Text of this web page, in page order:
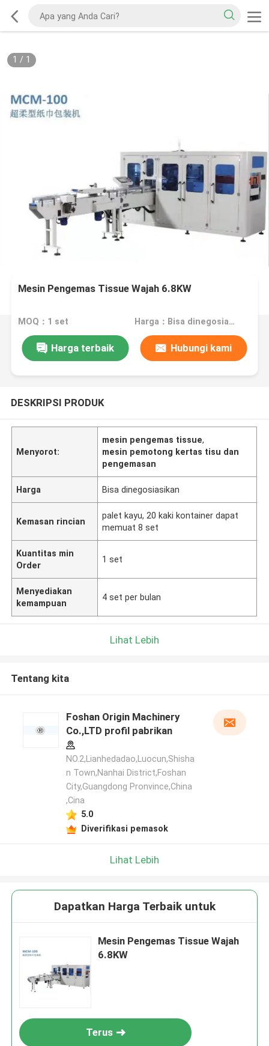
1 / 1
Mesin Pengemas Tissue Wajah 6.8KW
MOQ：1 set Harga：Bisa dinegosiasikan
Harga terbaik Hubungi kami
DESKRIPSI PRODUK
Menyorot:
mesin pengemas tissue,
mesin pemotong kertas tisu dan
pengemasan
Harga Bisa dinegosiasikan
Kemasan rincian
palet kayu, 20 kaki kontainer dapat
memuat 8 set
Kuantitas min
Order
1 set
Menyediakan
kemampuan
4 set per bulan
Lihat Lebih
Tentang kita
Foshan Origin Machinery
Co.,LTD profil pabrikan
NO.2,Lianhedadao,Luocun,Shisha
n Town,Nanhai District,Foshan
City,Guangdong Pronvince,China
,Cina
5.0
Diverifikasi pemasok
Lihat Lebih
Dapatkan Harga Terbaik untuk
Mesin Pengemas Tissue Wajah
6.8KW
Terus